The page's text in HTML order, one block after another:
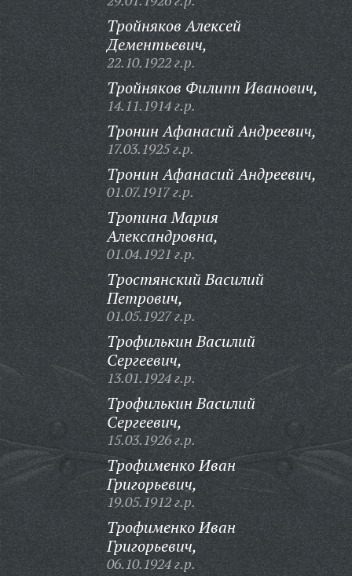
Тройняков Алексей
Дементьевич,
22.10.1922 г.р.
Тройняков Филипп Иванович,
14.11.1914 г.р.
Тронин Афанасий Андреевич,
17.03.1925 г.р.
Тронин Афанасий Андреевич,
01.07.1917 г.р.
Тропина Мария
Александровна,
01.04.1921 г.р.
Тростянский Василий
Петрович,
01.05.1927 г.р.
Трофилькин Василий
Сергеевич,
13.01.1924 г.р.
Трофилькин Василий
Сергеевич,
15.03.1926 г.р.
Трофименко Иван
Григорьевич,
19.05.1912 г.р.
Трофименко Иван
Григорьевич,
06.10.1924 г.р.